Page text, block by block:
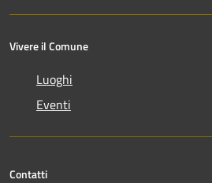
Vivere il Comune
Luoghi
Eventi
Contatti